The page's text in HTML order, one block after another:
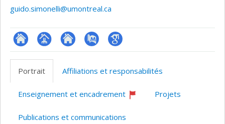
guido.simonelli@umontreal.ca
ResearchGate
Page
professionnelle
(faculté,département,école)
Site
web
l’unité
recherche
PubMedGoogle
Portrait Affiliations et responsabilités
Enseignement et encadrement
Projets
Publications et communications